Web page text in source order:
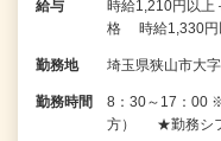
給与
時給1,210円以上
格 時給1,330円
勤務地 埼玉県狭山市大
勤務時間
8：30～17：00
方） ★勤務シ